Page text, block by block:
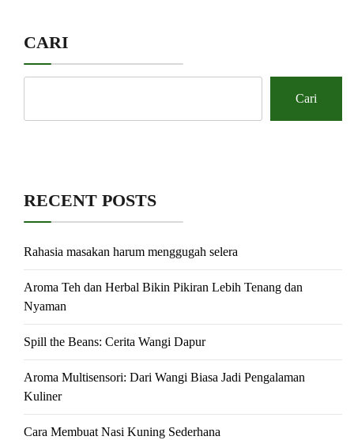
CARI
Cari
RECENT POSTS
Rahasia masakan harum menggugah selera
Aroma Teh dan Herbal Bikin Pikiran Lebih Tenang dan
Nyaman
Spill the Beans: Cerita Wangi Dapur
Aroma Multisensori: Dari Wangi Biasa Jadi Pengalaman
Kuliner
Cara Membuat Nasi Kuning Sederhana